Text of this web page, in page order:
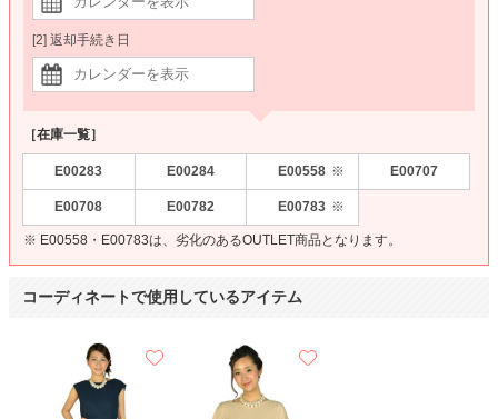
[2] 返却手続き日
［在庫一覧］
E00283 E00284 E00558 ※ E00707
E00708 E00782 E00783 ※
※ E00558・E00783は、劣化のあるOUTLET商品となります。
コーディネートで使用しているアイテム